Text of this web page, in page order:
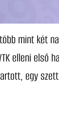
mint két
elleni első
egy